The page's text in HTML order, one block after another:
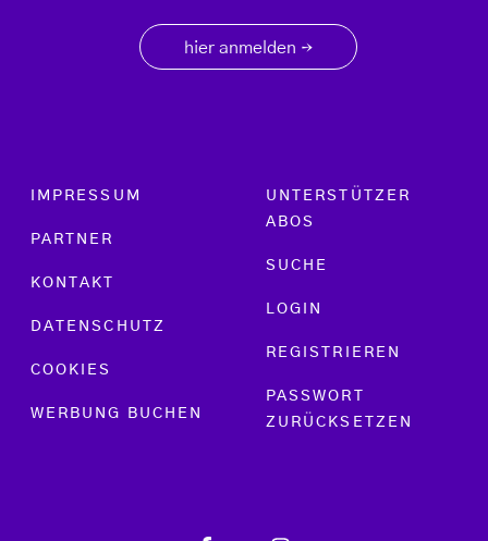
hier anmelden →
Footer menu
IMPRESSUM
PARTNER
KONTAKT
DATENSCHUTZ
COOKIES
WERBUNG BUCHEN
UNTERSTÜTZER
ABOS
SUCHE
LOGIN
REGISTRIEREN
PASSWORT
ZURÜCKSETZEN